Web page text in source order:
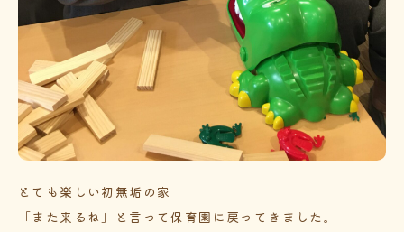
とても楽しい初無垢の家
「また来るね」と言って保育園に戻ってきました。